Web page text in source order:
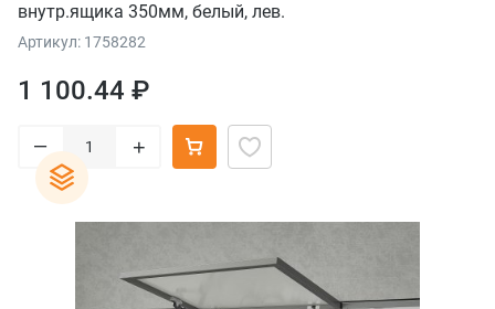
внутр.ящика 350мм, белый, лев.
Артикул: 1758282
1 100.44 ₽
– +